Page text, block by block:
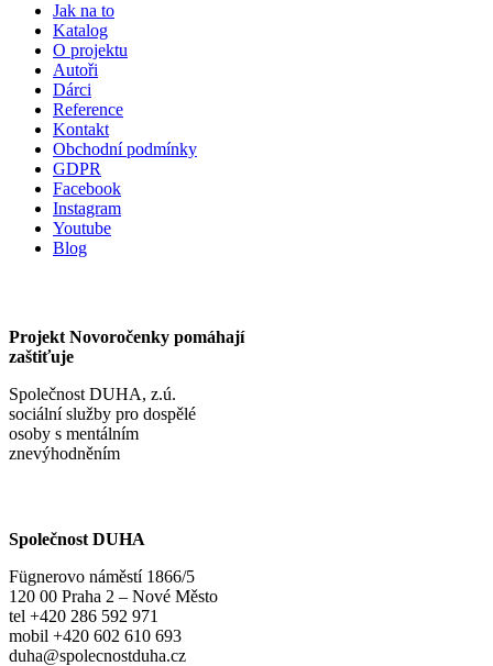
Jak na to
Katalog
O projektu
Autoři
Dárci
Reference
Kontakt
Obchodní podmínky
GDPR
Facebook
Instagram
Youtube
Blog
Projekt Novoročenky pomáhají
zaštiťuje
Společnost DUHA, z.ú.
sociální služby pro dospělé
osoby s mentálním
znevýhodněním
Společnost DUHA
Fügnerovo náměstí 1866/5
120 00 Praha 2 – Nové Město
tel +420 286 592 971
mobil +420 602 610 693
duha@spolecnostduha.cz